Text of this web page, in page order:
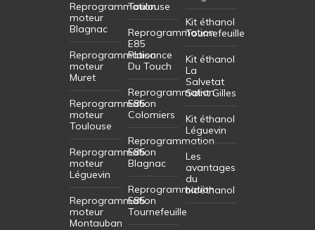
Reprogrammation
moteur
Blagnac
Reprogrammation
moteur
Muret
Reprogrammation
moteur
Toulouse
Reprogrammation
moteur
Léguevin
Reprogrammation
moteur
Montauban
Toulouse
Reprogrammation
E85
Plaisance
Du Touch
Reprogrammation
E85
Colomiers
Reprogrammation
E85
Blagnac
Reprogrammation
E85
Tournefeuille
Kit éthanol
Tournefeuille
Kit éthanol
La
Salvetat
Saint Gilles
Kit éthanol
Léguevin
Les
avantages
du
bioéthanol